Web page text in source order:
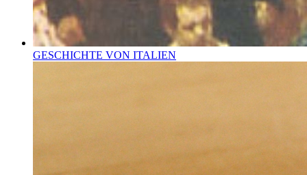
GESCHICHTE VON ITALIEN